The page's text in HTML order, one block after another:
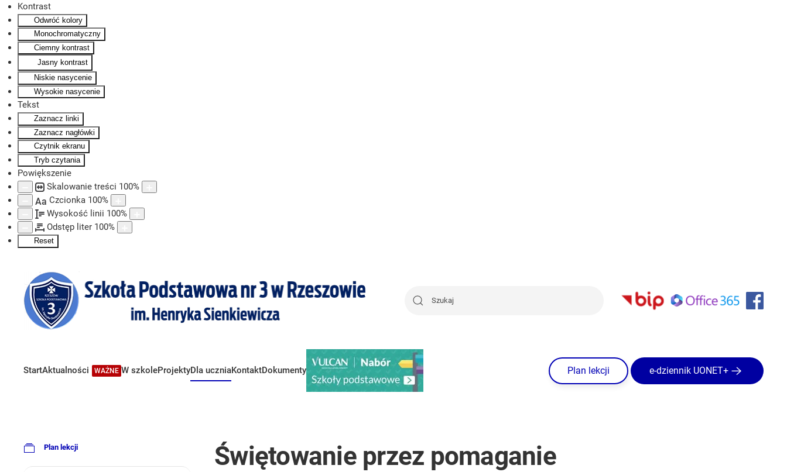
Kontrast
Odwróć kolory
Monochromatyczny
Ciemny kontrast
Jasny kontrast
Niskie nasycenie
Wysokie nasycenie
Tekst
Zaznacz linki
Zaznacz nagłówki
Czytnik ekranu
Tryb czytania
Powiększenie
Skalowanie treści 100%
Aa Czcionka 100%
Wysokość linii 100%
Odstęp liter 100%
Reset
Skip to main content
StartAktualności WAŻNE W szkoleProjektyDla uczniaKontaktDokumenty Plan lekcji e-dziennik UONET+
Plan lekcji Świętowanie przez pomaganie